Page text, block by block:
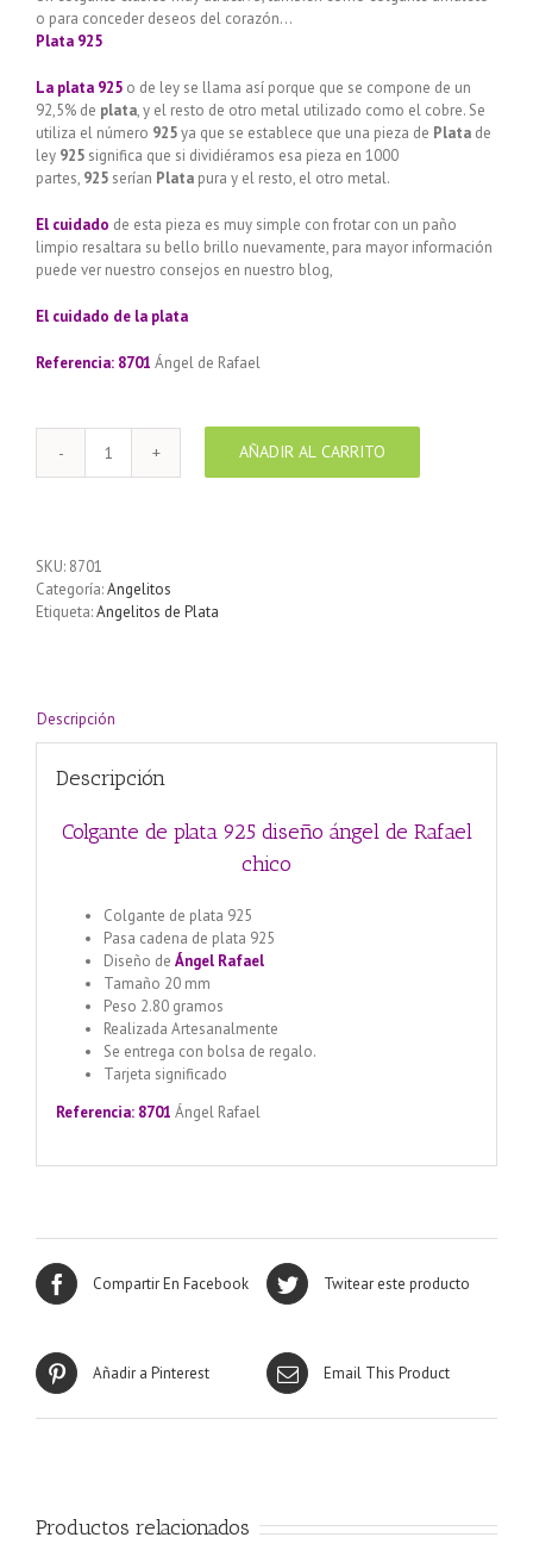
o para conceder deseos del corazón…
Plata 925
La plata 925 o de ley se llama así porque que se compone de un
92,5% de plata, y el resto de otro metal utilizado como el cobre. Se
utiliza el número 925ya que se establece que una pieza de Plata de
ley 925 significa que si dividiéramos esa pieza en 1000
partes, 925 serían Plata pura y el resto, el otro metal.
El cuidado de esta pieza es muy simple con frotar con un paño
limpio resaltara su bello brillo nuevamente, para mayor información
puede ver nuestro consejos en nuestro blog,
El cuidado de la plata
Referencia: 8701 Ángel de Rafael
Colgante
de
Rafael
AÑADIR AL CARRITO
SKU: 8701
Categoría:Angelitos
Etiqueta:Angelitos de Plata
Descripción
Descripción
Colgante de plata 925 diseño ángel de Rafael
chico
Colgante de plata 925
Pasa cadena de plata 925
Diseño de Ángel Rafael
Tamaño 20 mm
Peso 2.80 gramos
Realizada Artesanalmente
Se entrega con bolsa de regalo.
Tarjeta significado
Referencia: 8701 Ángel Rafael
Compartir En Facebook Twitear este producto
Añadir a Pinterest Email This Product
Productos relacionados